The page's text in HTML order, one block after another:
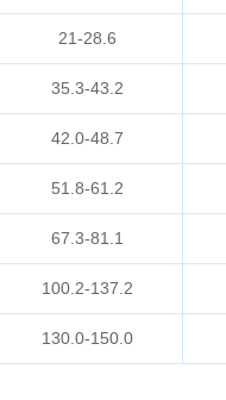
21-28.6
35.3-43.2
42.0-48.7
51.8-61.2
67.3-81.1
100.2-137.2
130.0-150.0